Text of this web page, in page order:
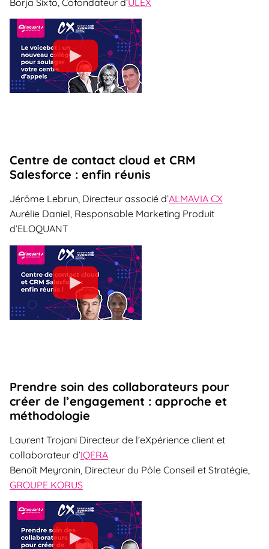
Centre de contact cloud et CRM
Salesforce : enfin réunis
Jérôme Lebrun, Directeur associé d’ALMAVIA CX
Aurélie Daniel, Responsable Marketing Produit
d’ELOQUANT
Prendre soin des collaborateurs pour
créer de l’engagement : approche et
méthodologie
Laurent Trojani Directeur de l’eXpérience client et
collaborateur d’IQERA
Benoît Meyronin, Directeur du Pôle Conseil et Stratégie,
GROUPE KORUS